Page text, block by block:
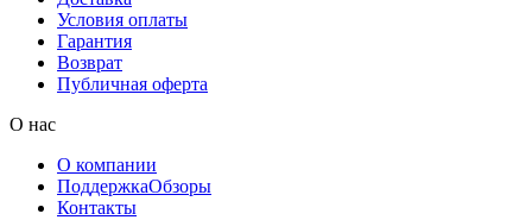
Условия оплаты
Гарантия
Возврат
Публичная оферта
О нас
О компании
ПоддержкаОбзоры
Контакты